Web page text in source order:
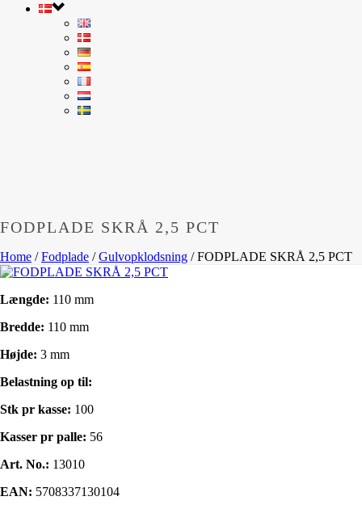
FODPLADE SKRÅ 2,5 PCT
Home /Fodplade /Gulvopklodsning /FODPLADE SKRÅ 2,5 PCT
Længde: 110 mm
Bredde: 110 mm
Højde: 3 mm
Belastning op til:
Stk pr kasse: 100
Kasser pr palle: 56
Art. No.: 13010
EAN: 5708337130104